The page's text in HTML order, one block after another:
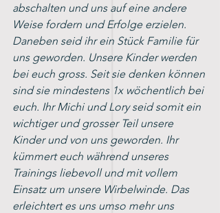
abschalten und uns auf eine andere
Weise fordern und Erfolge erzielen.
Daneben seid ihr ein Stück Familie für
uns geworden. Unsere Kinder werden
bei euch gross. Seit sie denken können
sind sie mindestens 1x wöchentlich bei
euch. Ihr Michi und Lory seid somit ein
wichtiger und grosser Teil unsere
Kinder und von uns geworden. Ihr
kümmert euch während unseres
Trainings liebevoll und mit vollem
Einsatz um unsere Wirbelwinde. Das
erleichtert es uns umso mehr uns